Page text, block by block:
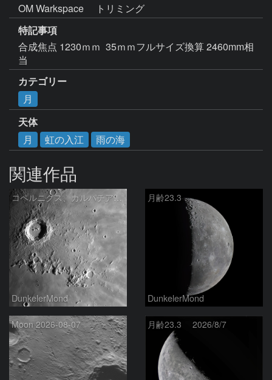
OM Warkspace 　トリミング
特記事項
合成焦点 1230ｍｍ  35ｍｍフルサイズ換算 2460mm相
当
カテゴリー
月
天体
月
虹の入江 雨の海
関連作品
コペルニクス、カルパチア山脈付近
DunkelerMond
月齢23.3
DunkelerMond
Moon 2026-08-07 月齢23.3 2026/8/7